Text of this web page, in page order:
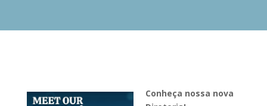
Conheça nossa nova